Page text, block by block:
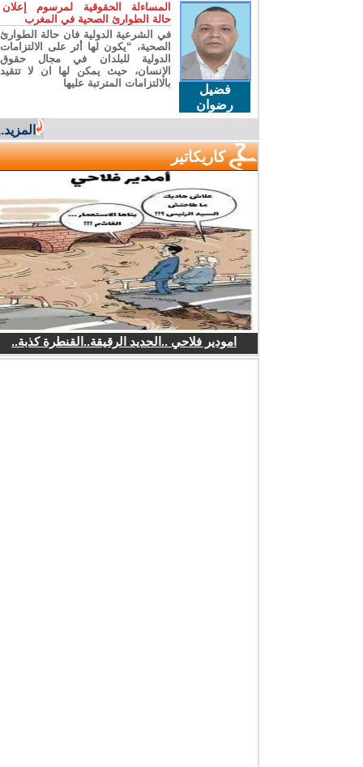
فضيل
رضوان
المساءلة الحقوقية لمرسوم إعلان
حالة الطوارئ الصحية في المغرب
في الشرعية الدولية فان حالة الطوارئ
الصحية، “يكون لها أثر على الالتزامات
الدولية للبلدان في مجال حقوق
الإنسان، حيث يمكن لها ان لا تتقيد
بالالتزامات المترتبة عليها
المزيد...
كاريكاتير
امودير فلاحي ..الحديد الرقيقة..القنطرة كذبة..